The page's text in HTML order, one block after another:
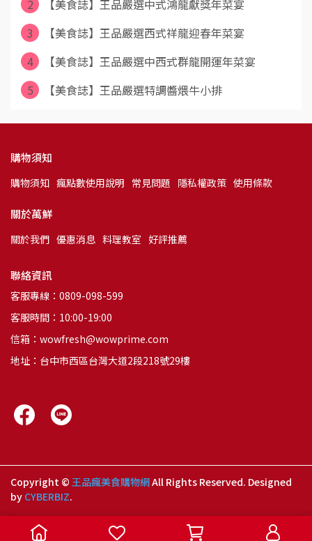
2
【美食誌】王品嚴選中式鴻龍獻獎年菜宴
3
【美食誌】王品嚴選西式祥龍迎春年菜宴
4
【美食誌】王品嚴選中西式群龍開運年菜宴
5
【美食誌】王品嚴選特調醬煨牛小排
購物須知
購物須知 瘋點數使用說明 常見問題 隱私權政策 使用條款
關於萬鮮
關於我們 優惠消息 料理教室 好評推薦
聯絡資訊
客服專線：0809-098-599
客服時間：10:00-19:00
信箱：wowfresh@wowprime.com
地址：台中市西區台灣大道2段218號29樓
Copyright © 王品瘋美食購物網All Rights Reserved. Designed
by CYBERBIZ.